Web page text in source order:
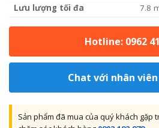
Lưu lượng tối đa
7.8
Hotline: 0962
Chat với nhân
Sản phẩm đã mua của quý khách gặp